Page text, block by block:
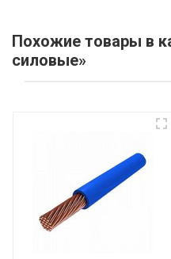
Похожие товары в
силовые»